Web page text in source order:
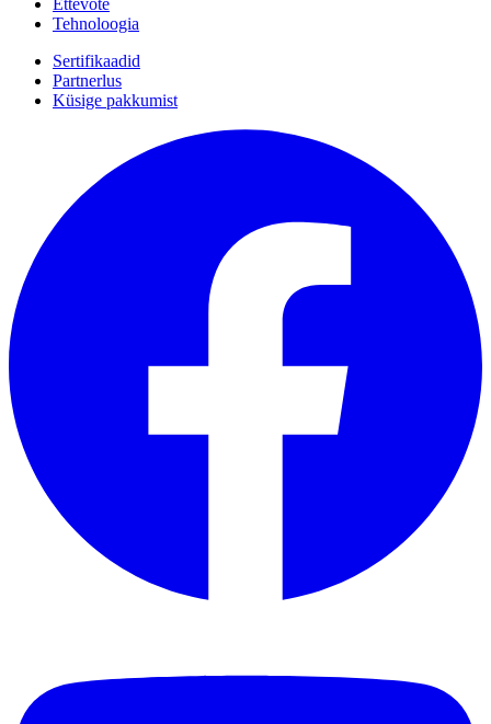
Ettevõte
Tehnoloogia
Sertifikaadid
Partnerlus
Küsige pakkumist